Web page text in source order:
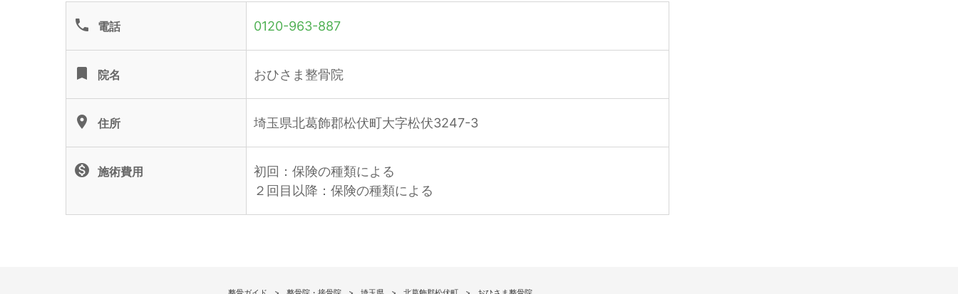
phone 電話 0120-963-887
turned_in 院名 おひさま整骨院
location_on 住所 埼玉県北葛飾郡松伏町大字松伏3247-3
monetization_on 施術費用
初回：保険の種類による
２回目以降：保険の種類による